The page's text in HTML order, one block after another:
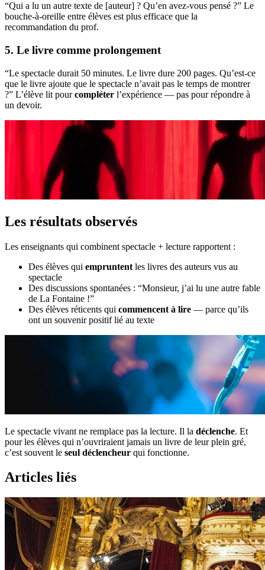
“Qui a lu un autre texte de [auteur] ? Qu’en avez-vous pensé ?” Le
bouche-à-oreille entre élèves est plus efficace que la
recommandation du prof.
5. Le livre comme prolongement
“Le spectacle durait 50 minutes. Le livre dure 200 pages. Qu’est-ce
que le livre ajoute que le spectacle n’avait pas le temps de montrer
?” L’élève lit pourcompléter l’expérience — pas pour répondre à
un devoir.
Les résultats observés
Les enseignants qui combinent spectacle + lecture rapportent :
Des élèves qui empruntent les livres des auteurs vus au
spectacle
Des discussions spontanées : “Monsieur, j’ai lu une autre fable
de La Fontaine !”
Des élèves réticents qui commencent à lire — parce qu’ils
ont un souvenir positif lié au texte
Le spectacle vivant ne remplace pas la lecture. Il la déclenche. Et
pour les élèves qui n’ouvriraient jamais un livre de leur plein gré,
c’est souvent le seul déclencheur qui fonctionne.
Articles liés